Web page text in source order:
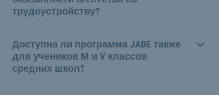
трудоустройству?
Доступна ли программа JADE также
для учеников М и V классов
средних школ?